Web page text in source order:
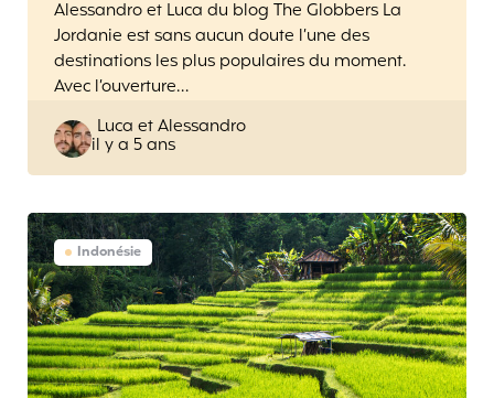
Alessandro et Luca du blog The Globbers La
Jordanie est sans aucun doute l’une des
destinations les plus populaires du moment.
Avec l’ouverture…
Posted
by
Luca et Alessandro
il y a 5 ans
Indonésie